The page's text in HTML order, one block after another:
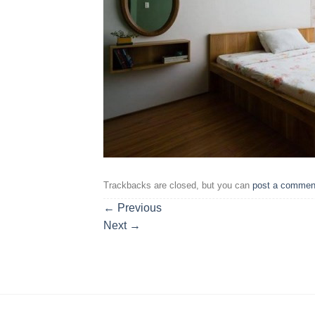
Trackbacks are closed, but you can post a
← Previous
Next →